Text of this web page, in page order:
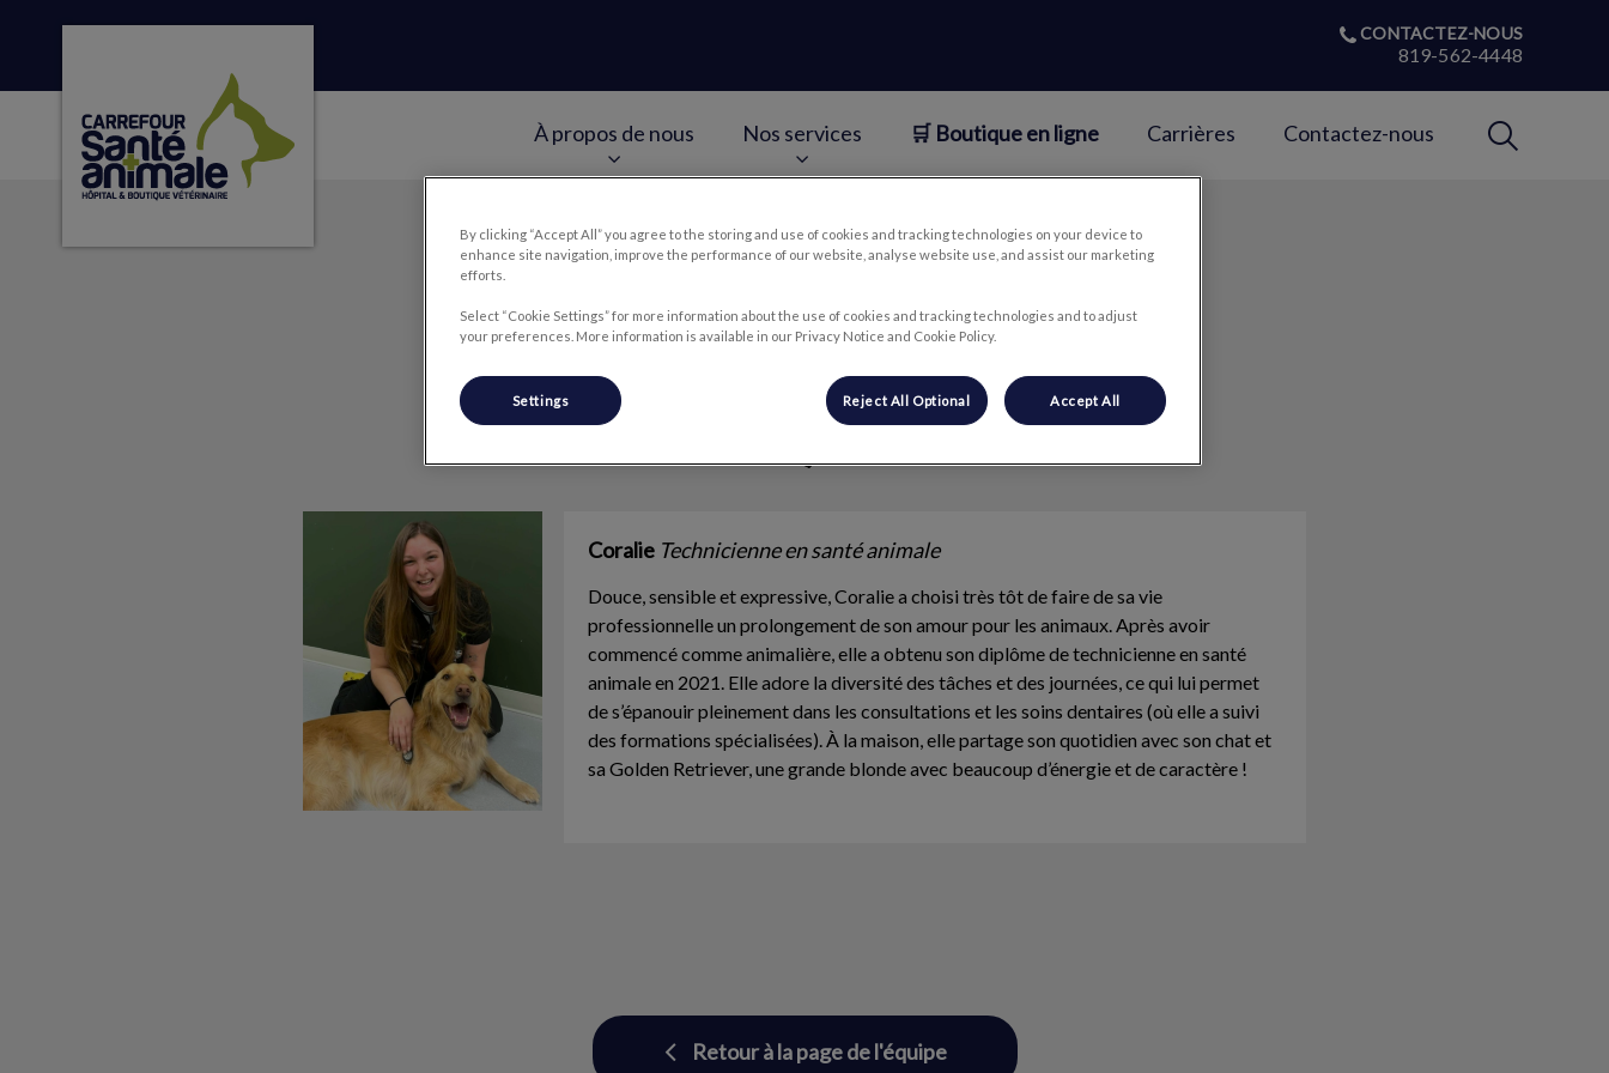
Page d'accueil de Carrefour Santé Animale
CONTACTEZ-NOUS
819-562-4448
À propos de nous Nos services 🛒 Boutique en ligne Carrières Contactez-nous
Coralie
🐾
Coralie Technicienne en santé animale
Douce, sensible et expressive, Coralie a choisi très tôt de faire de sa vie
professionnelle un prolongement de son amour pour les animaux. Après avoir
commencé comme animalière, elle a obtenu son diplôme de technicienne en santé
animale en 2021. Elle adore la diversité des tâches et des journées, ce qui lui permet
de s’épanouir pleinement dans les consultations et les soins dentaires (où elle a suivi
des formations spécialisées). À la maison, elle partage son quotidien avec son chat et
sa Golden Retriever, une grande blonde avec beaucoup d’énergie et de caractère !
Retour à la page de l'équipe
By clicking “Accept All” you agree to the storing and use of cookies and tracking technologies on your device to
enhance site navigation, improve the performance of our website, analyse website use, and assist our marketing
efforts.
Select “Cookie Settings” for more information about the use of cookies and tracking technologies and to adjust
your preferences. More information is available in our Privacy Notice and Cookie Policy.
Settings Reject All Optional Accept All